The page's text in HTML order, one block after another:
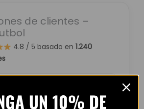
de clientes –
4.8 / 5 basado en 1.240
de lo esperado. El envío
UN 10% DE